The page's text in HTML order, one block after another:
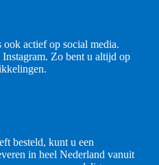
actief op social media.
Zo bent u altijd op
besteld, kunt u een
in heel Nederland vanuit